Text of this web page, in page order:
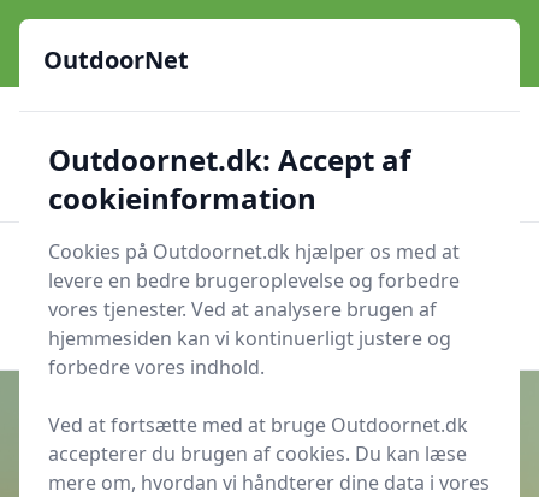
OutdoorNet - Inspiration, guides og grej til livet under åben
himmel
23 produktyper 🔐Sikker nethandel
Verificerede webshops
OutdoorNet
Søg nu
Søg nu
Udgivet iCamping
OutdoorNet
Outdoornet.dk: Accept af
cookieinformation
Cookies på Outdoornet.dk hjælper os med at
levere en bedre brugeroplevelse og forbedre
vores tjenester. Ved at analysere brugen af
hjemmesiden kan vi kontinuerligt justere og
forbedre vores indhold.
Ved at fortsætte med at bruge Outdoornet.dk
accepterer du brugen af cookies. Du kan læse
mere om, hvordan vi håndterer dine data i vores